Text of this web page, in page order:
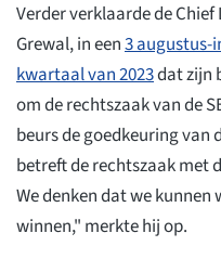
Verder verklaarde de
Grewal, in een3 augustus-
kwartaal van 2023dat zijn
om de rechtszaak van de
beurs de goedkeuring van
betreft de rechtszaak met
We denken dat we
winnen," merkte hij op.